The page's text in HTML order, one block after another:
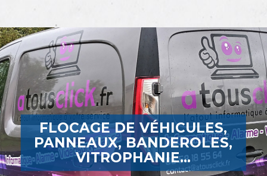
FLOCAGE DE VÉHICULES,
PANNEAUX, BANDEROLES,
VITROPHANIE...